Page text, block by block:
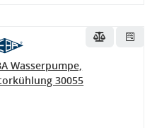
Wasserpumpe,
30055